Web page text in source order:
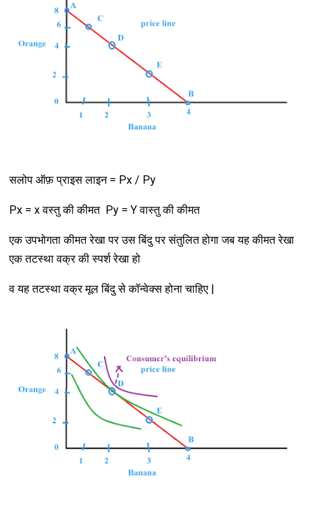
सलोप ऑफ़ प्राइस लाइन = Px / Py
Px = x वस्तु की कीमत Py = Y वास्तु की कीमत
एक उपभोगता कीमत रेखा पर उस बिंदु पर संतुलित होगा जब यह कीमत रेखा
एक तटस्था वक्र की स्पर्श रेखा हो
व यह तटस्था वक्र मूल बिंदु से कॉन्वेक्स होना चाहिए |